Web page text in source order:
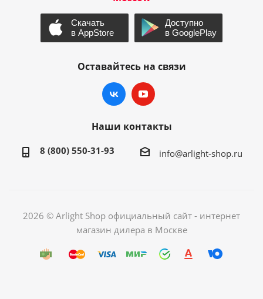
Оставайтесь на связи
Наши контакты
8 (800) 550-31-93 info@arlight-shop.ru
2026 © Arlight Shop официальный сайт - интернет
магазин дилера в Москве